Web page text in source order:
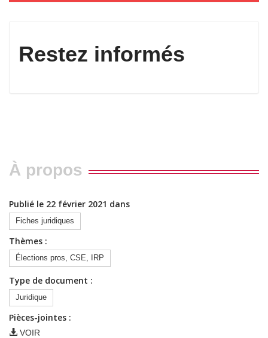
Restez informés
À propos
Publié le 22 février 2021 dans
Fiches juridiques
Thèmes :
Élections pros, CSE, IRP
Type de document :
Juridique
Pièces-jointes :
VOIR